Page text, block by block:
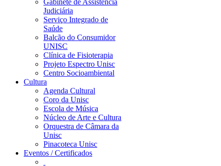
Gabinete de Assistência
Judiciária
Serviço Integrado de
Saúde
Balcão do Consumidor
UNISC
Clínica de Fisioterapia
Projeto Espectro Unisc
Centro Socioambiental
Cultura
Agenda Cultural
Coro da Unisc
Escola de Música
Núcleo de Arte e Cultura
Orquestra de Câmara da
Unisc
Pinacoteca Unisc
Eventos / Certificados